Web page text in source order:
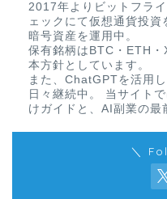
2017年よりビットフラ
ェックにて仮想通貨投
暗号資産を運用中。
保有銘柄はBTC・ETH
本方針としています。
また、ChatGPTを活用
日々継続中。 当サイト
けガイドと、AI副業の最
＼